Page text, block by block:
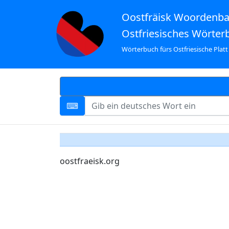
Oostfräisk
Ostfriesisches
Wörterbuch fürs Ostfriesische Platt
oostfraeisk.org